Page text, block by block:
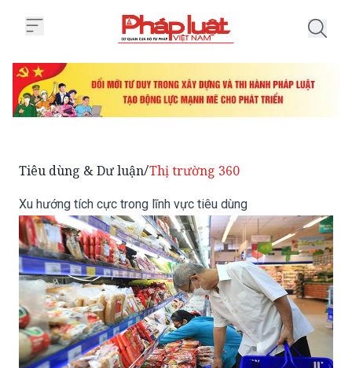
Tiêu dùng & Dư luận/Thị trường 360
Xu hướng tích cực trong lĩnh vực tiêu dùng